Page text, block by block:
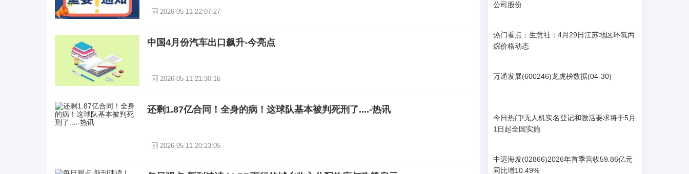
2026-05-11 22:07:27
中国4月份汽车出口飙升-今亮点
2026-05-11 21:30:16
还剩1.87亿合同！全身的病！这球队基本被判死刑了....-热讯
2026-05-11 20:23:05
公司股份
热门看点：生意社：4月29日江苏地区环氧丙
烷价格动态
万通发展(600246)龙虎榜数据(04-30)
今日热门!无人机实名登记和激活要求将于5月
1日起全国实施
中远海发(02866)2026年首季营收59.86亿元
同比增10.49%